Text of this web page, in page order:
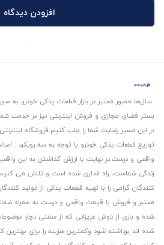
افزودن دیدگاه
سال‌ها حضور معتبر در بازار قطعات یدکی خودرو به
بستر فضای مجازی و فروش اینترنتی نیز در خدمت
در این مسیر رضایت شما را جلب کنیم.فروشگاه
توزیع قطعات یدکی خودرو با توجه به سه رویکرد :
واقعی و درست.در نهایت با ارزش گذاشتن به این
زندگی شماست، راه اندازی شده است و تلاش می
کنندگان گرامی را با تهیه قطعات یدکی از تولید
معتبر و فروش با قیمت واقعی و درست به همراه
شده و باری از دوش عزیزانی که از سمتی دچار
شده اند برداشته شود و‌کمترین هزینه را برای